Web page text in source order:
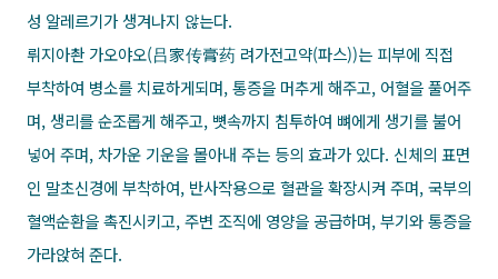
성 알레르기가 생겨나지 않는다.
뤼지아촨 가오야오(吕家传膏药 려가전고약(파스))는 피부에 직접
부착하여 병소를 치료하게되며, 통증을 머추게 해주고, 어혈을 풀어주
며, 생리를 순조롭게 해주고, 뼛속까지 침투하여 뼈에게 생기를 불어
넣어 주며, 차가운 기운을 몰아내 주는 등의 효과가 있다. 신체의 표면
인 말초신경에 부착하여, 반사작용으로 혈관을 확장시켜 주며, 국부의
혈액순환을 촉진시키고, 주변 조직에 영양을 공급하며, 부기와 통증을
가라앉혀 준다.